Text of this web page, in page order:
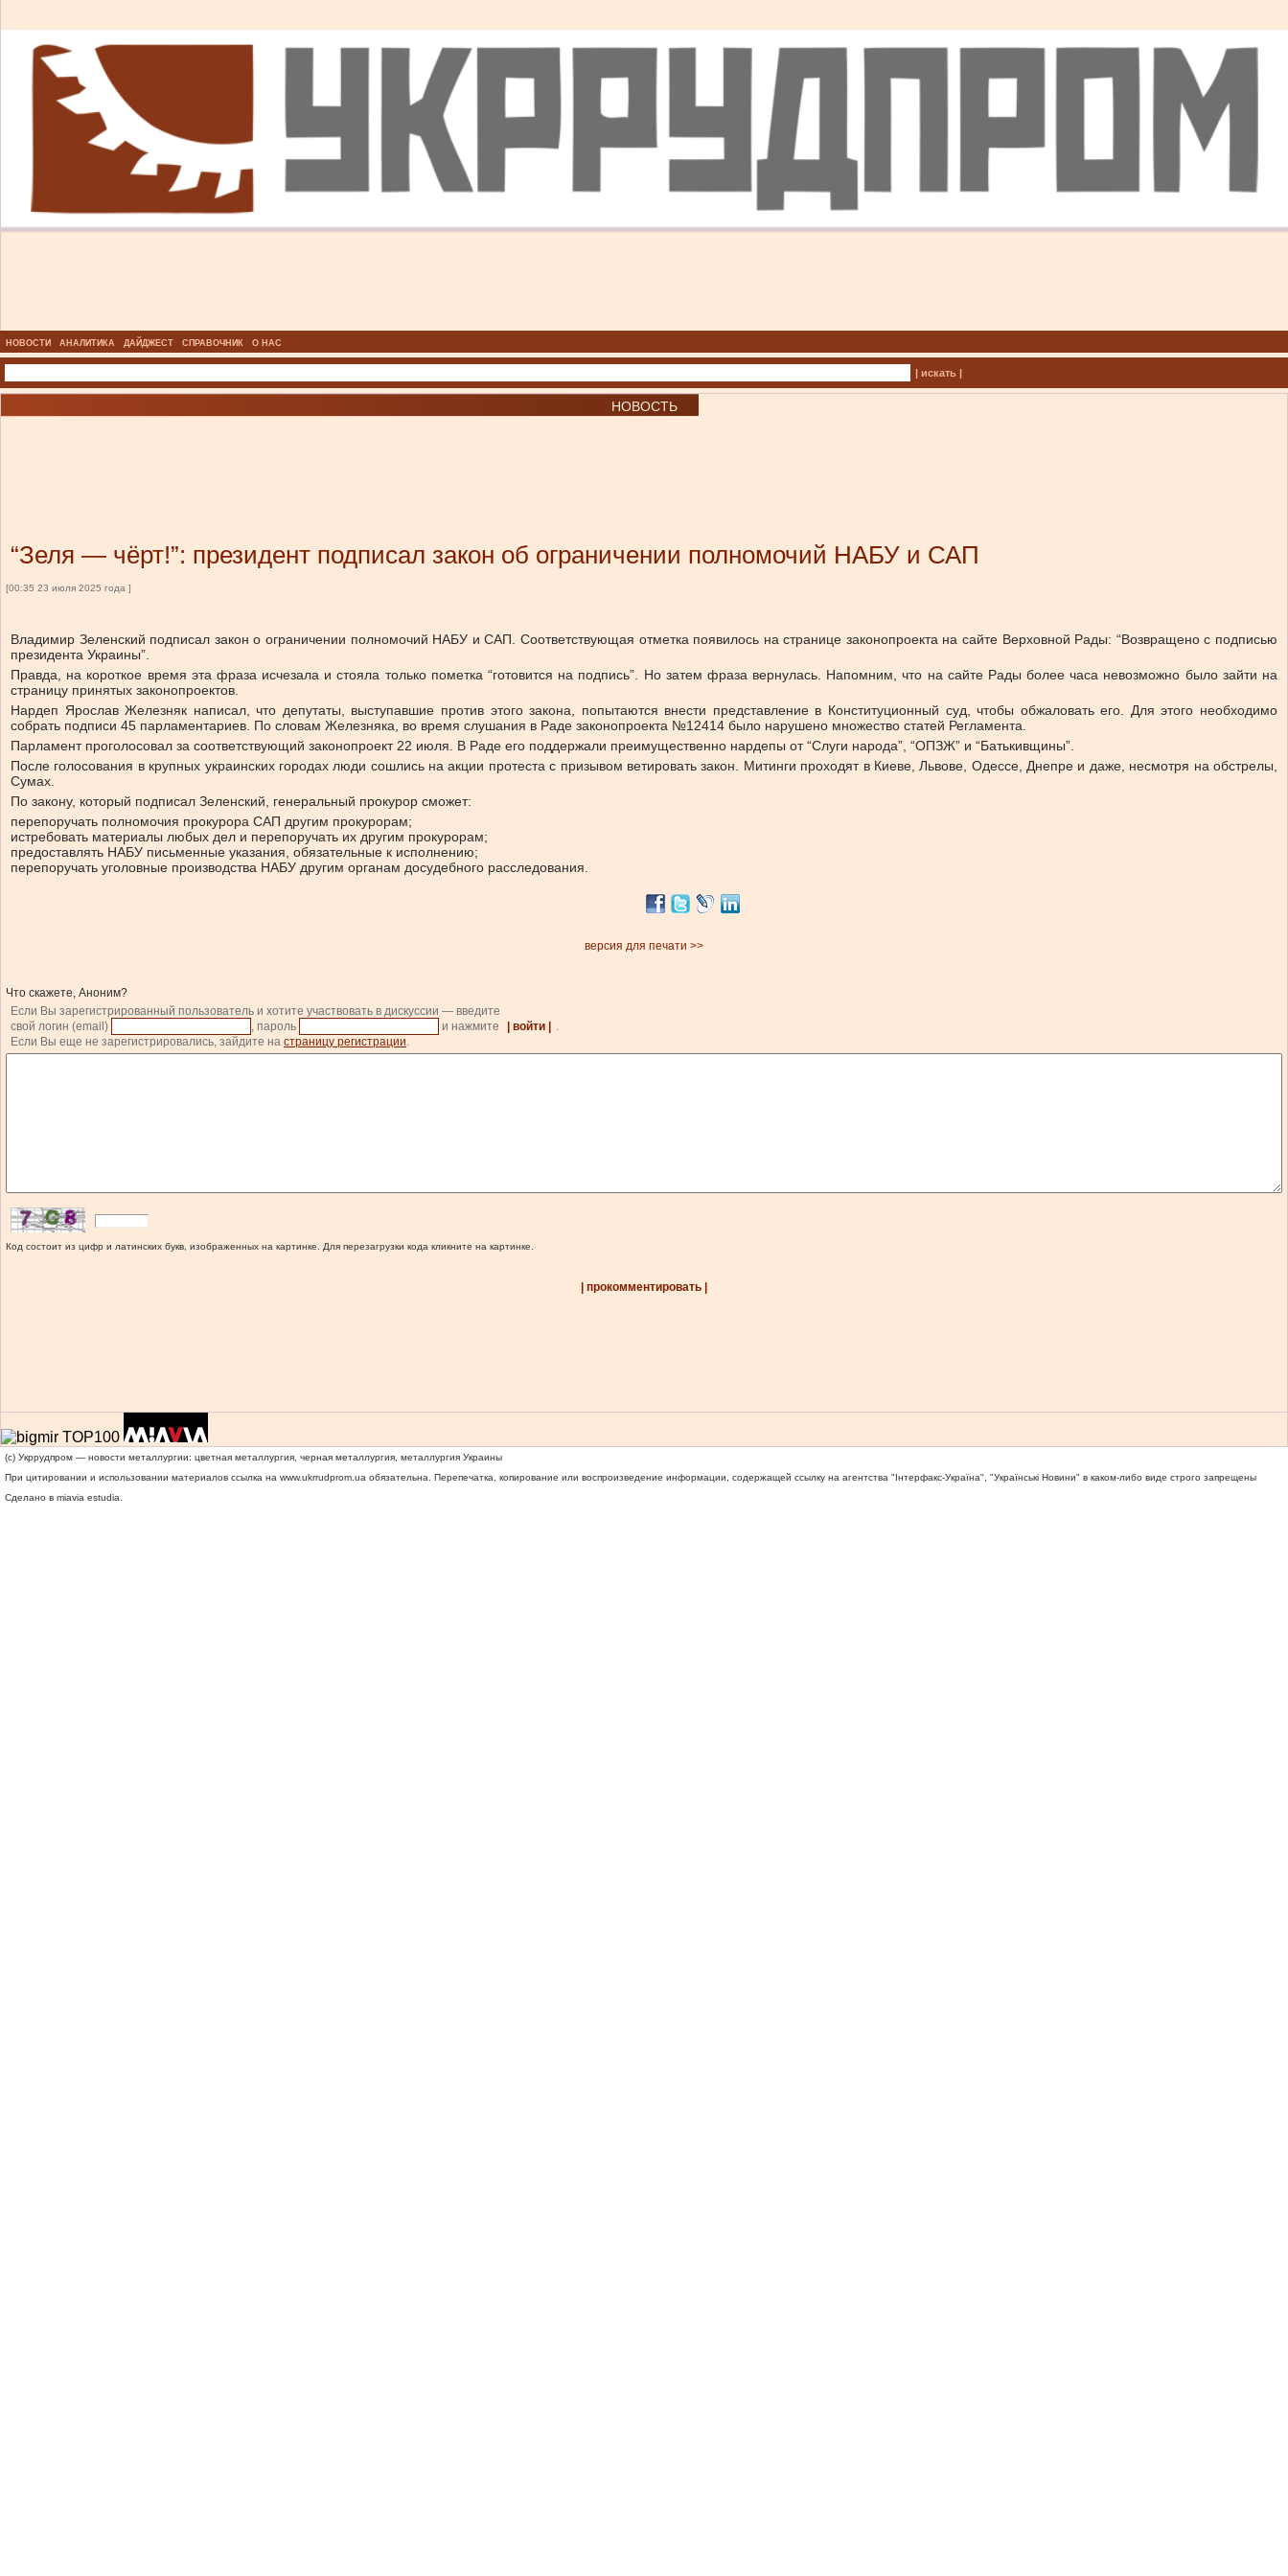
НОВОСТИ АНАЛИТИКА ДАЙДЖЕСТ СПРАВОЧНИК О НАС
| искать |
НОВОСТЬ
“Зеля — чёрт!”: президент подписал закон об ограничении полномочий НАБУ и САП
[00:35 23 июля 2025 года ]
Владимир Зеленский подписал закон о ограничении полномочий НАБУ и САП. Соответствующая отметка появилось на странице законопроекта на сайте Верховной Рады: “Возвращено с подписью
президента Украины”.
Правда, на короткое время эта фраза исчезала и стояла только пометка “готовится на подпись”. Но затем фраза вернулась. Напомним, что на сайте Рады более часа невозможно было зайти на
страницу принятых законопроектов.
Нардеп Ярослав Железняк написал, что депутаты, выступавшие против этого закона, попытаются внести представление в Конституционный суд, чтобы обжаловать его. Для этого необходимо
собрать подписи 45 парламентариев. По словам Железняка, во время слушания в Раде законопроекта №12414 было нарушено множество статей Регламента.
Парламент проголосовал за соответствующий законопроект 22 июля. В Раде его поддержали преимущественно нардепы от “Слуги народа”, “ОПЗЖ” и “Батькивщины”.
После голосования в крупных украинских городах люди сошлись на акции протеста с призывом ветировать закон. Митинги проходят в Киеве, Львове, Одессе, Днепре и даже, несмотря на обстрелы,
Сумах.
По закону, который подписал Зеленский, генеральный прокурор сможет:
перепоручать полномочия прокурора САП другим прокурорам;
истребовать материалы любых дел и перепоручать их другим прокурорам;
предоставлять НАБУ письменные указания, обязательные к исполнению;
перепоручать уголовные производства НАБУ другим органам досудебного расследования.
версия для печати >>
Что скажете, Аноним?
Если Вы зарегистрированный пользователь и хотите участвовать в дискуссии — введите
свой логин (email)
, пароль и нажмите | войти |
.
Если Вы еще не зарегистрировались, зайдите на страницу регистрации.
Код состоит из цифр и латинских букв, изображенных на картинке. Для перезагрузки кода кликните на картинке.
| прокомментировать |
(c) Укррудпром — новости металлургии: цветная металлургия, черная металлургия, металлургия Украины
При цитировании и использовании материалов ссылка на www.ukrrudprom.ua обязательна. Перепечатка, копирование или воспроизведение информации, содержащей ссылку на агентства "Iнтерфакс-Україна", "Українськi Новини" в каком-либо виде строго запрещены
Сделано в miavia estudia.